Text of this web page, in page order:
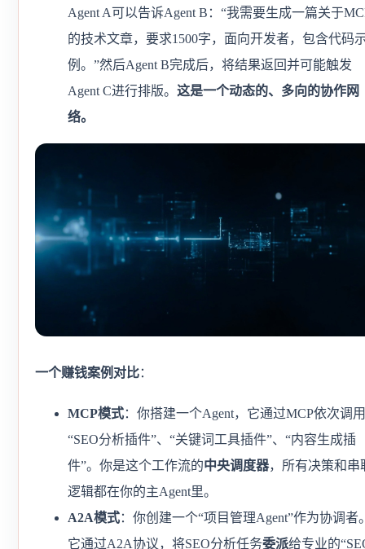
Agent A可以告诉Agent B：“我需要生成一篇关于
的技术文章，要求1500字，面向开发者，包含代码
例。”然后Agent B完成后，将结果返回并可能触发
Agent C进行排版。 这是一个动态的、多向的协作网
络。
一个赚钱案例对比：
MCP模式：你搭建一个Agent，它通过MCP依次调用
“SEO分析插件”、“关键词工具插件”、“内容生成插
件”。你是这个工作流的中央调度器，所有决策和串
逻辑都在你的主Agent里。
A2A模式：你创建一个“项目管理Agent”作为协调者
它通过A2A协议，将SEO分析任务委派给专业的